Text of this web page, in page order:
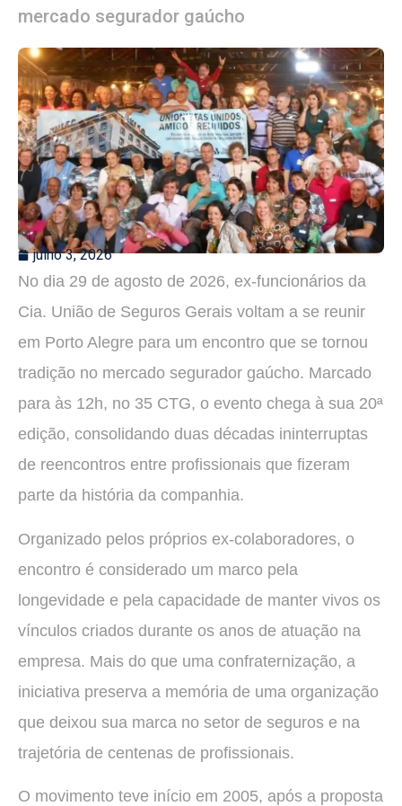
mercado segurador gaúcho
julho 3, 2026
No dia 29 de agosto de 2026, ex-funcionários da
Cia. União de Seguros Gerais voltam a se reunir
em Porto Alegre para um encontro que se tornou
tradição no mercado segurador gaúcho. Marcado
para às 12h, no 35 CTG, o evento chega à sua 20ª
edição, consolidando duas décadas ininterruptas
de reencontros entre profissionais que fizeram
parte da história da companhia.
Organizado pelos próprios ex-colaboradores, o
encontro é considerado um marco pela
longevidade e pela capacidade de manter vivos os
vínculos criados durante os anos de atuação na
empresa. Mais do que uma confraternização, a
iniciativa preserva a memória de uma organização
que deixou sua marca no setor de seguros e na
trajetória de centenas de profissionais.
O movimento teve início em 2005, após a proposta